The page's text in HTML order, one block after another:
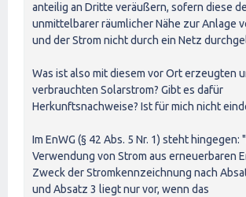
anteilig an Dritte veräußern, sofern diese
unmittelbarer räumlicher Nähe zur Anlage
und der Strom nicht durch ein Netz
Was ist also mit diesem vor Ort erzeugten
verbrauchten Solarstrom? Gibt es dafür
Herkunftsnachweise? Ist für mich nicht
Im EnWG (§ 42 Abs. 5 Nr. 1) steht hingegen:
Verwendung von Strom aus erneuerbaren
Zweck der Stromkennzeichnung nach
und Absatz 3 liegt nur vor, wenn das